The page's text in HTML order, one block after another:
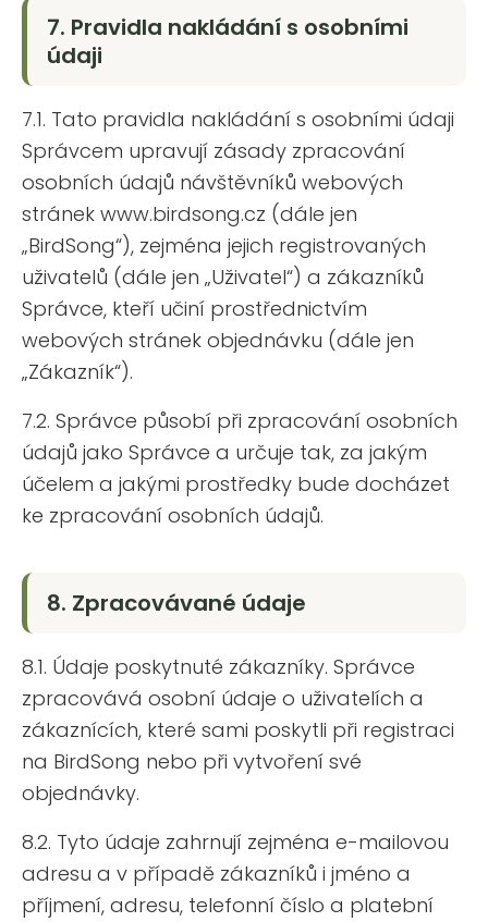
7. Pravidla nakládání s osobními
údaji
7.1. Tato pravidla nakládání s osobními údaji
Správcem upravují zásady zpracování
osobních údajů návštěvníků webových
stránek www.birdsong.cz (dále jen
„BirdSong“), zejména jejich registrovaných
uživatelů (dále jen „Uživatel“) a zákazníků
Správce, kteří učiní prostřednictvím
webových stránek objednávku (dále jen
„Zákazník“).
7.2. Správce působí při zpracování osobních
údajů jako Správce a určuje tak, za jakým
účelem a jakými prostředky bude docházet
ke zpracování osobních údajů.
8. Zpracovávané údaje
8.1. Údaje poskytnuté zákazníky. Správce
zpracovává osobní údaje o uživatelích a
zákaznících, které sami poskytli při registraci
na BirdSong nebo při vytvoření své
objednávky.
8.2. Tyto údaje zahrnují zejména e-mailovou
adresu a v případě zákazníků i jméno a
příjmení, adresu, telefonní číslo a platební